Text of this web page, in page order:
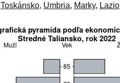
Toskánsko, Umbria, Marky, Lazio